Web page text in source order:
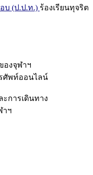
บ (ป.ป.ท.) ร้องเรียนทุจริต
องจุฬาฯ
ศัพท์ออนไลน์
การเดินทาง
าฯ